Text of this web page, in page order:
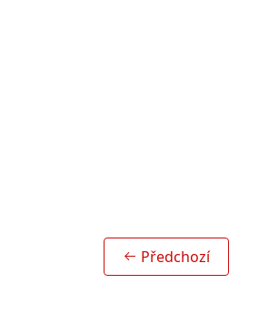
Předchozí